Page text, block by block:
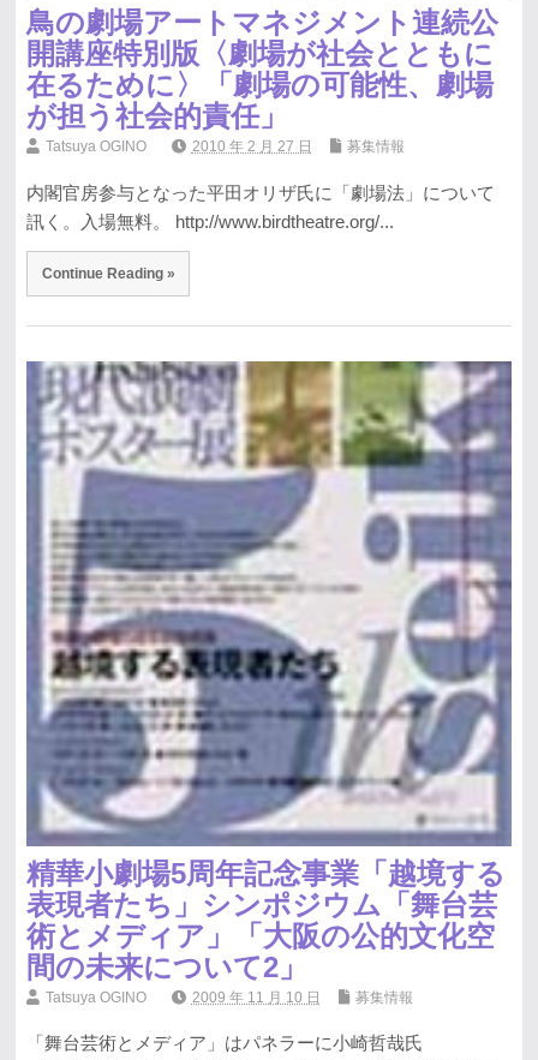
鳥の劇場アートマネジメント連続公
開講座特別版〈劇場が社会とともに
在るために〉「劇場の可能性、劇場
が担う社会的責任」
Tatsuya OGINO 2010 年 2 月 27 日 募集情報
内閣官房参与となった平田オリザ氏に「劇場法」について
訊く。入場無料。 http://www.birdtheatre.org/...
Continue Reading »
精華小劇場5周年記念事業「越境する
表現者たち」シンポジウム「舞台芸
術とメディア」「大阪の公的文化空
間の未来について2」
Tatsuya OGINO 2009 年 11 月 10 日 募集情報
「舞台芸術とメディア」はパネラーに小崎哲哉氏